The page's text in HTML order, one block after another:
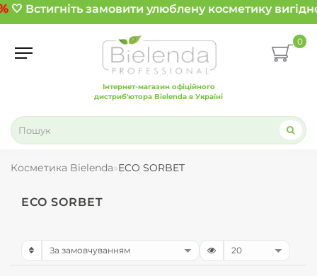
🤍 Встигніть замовити улюблену косметику
Інтернет-магазин офіційного
дистриб'ютора Bielenda в Україні
0
Косметика Bielenda ECO SORBET
ECO SORBET